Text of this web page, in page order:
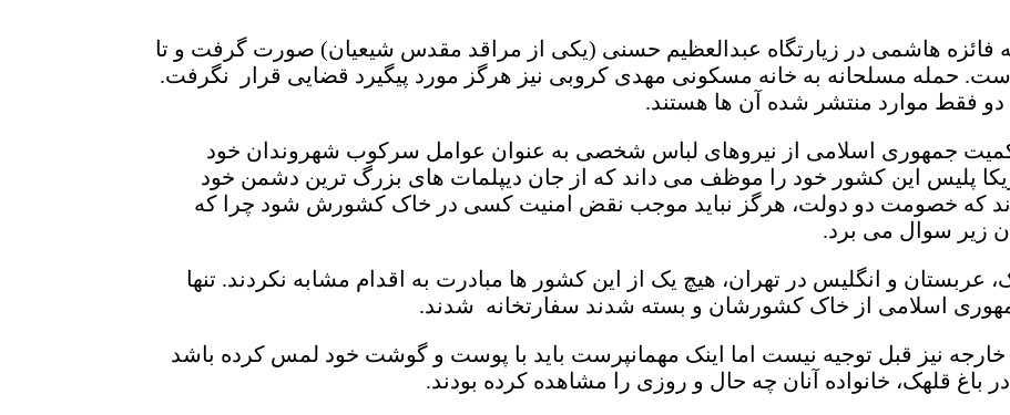
فائزه هاشمی در زیارتگاه عبدالعظیم حسنی (یکی از مراقد مقدس شیعیان) صورت گرفت و تا
حمله مسلحانه به خانه مسکونی مهدی کروبی نیز هرگز مورد پیگیرد قضایی قرار نگرفت.
دو فقط موارد منتشر شده آن ها هستند.
جمهوری اسلامی از نیروهای لباس شخصی به عنوان عوامل سرکوب شهروندان خود
پلیس این کشور خود را موظف می داند که از جان دیپلمات های بزرگ ترین دشمن خود
که خصومت دو دولت، هرگز نباید موجب نقض امنیت کسی در خاک کشورش شود چرا که
زیر سوال می برد.
عربستان و انگلیس در تهران، هیچ یک از این کشور ها مبادرت به اقدام مشابه نکردند. تنها
اسلامی از خاک کشورشان و بسته شدند سفارتخانه شدند.
نیز قبل توجیه نیست اما اینک مهمانپرست باید با پوست و گوشت خود لمس کرده باشد
قلهک، خانواده آنان چه حال و روزی را مشاهده کرده بودند.